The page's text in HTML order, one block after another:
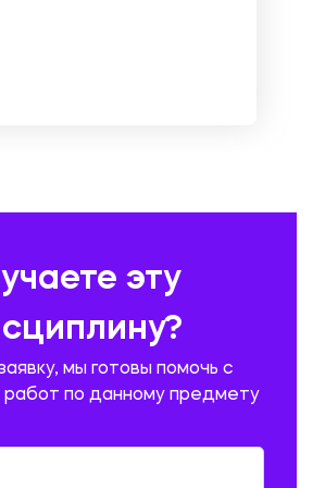
И ОРГАНИЗАЦИЯ ОБЩЕСТВЕННОГО
И ГРАЖДАНСКОЕ СТРОИТЕЛЬСТВО
эту
мы готовы помочь с
по данному предмету